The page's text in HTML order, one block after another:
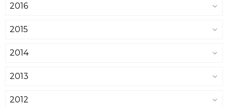
2016
2015
2014
2013
2012